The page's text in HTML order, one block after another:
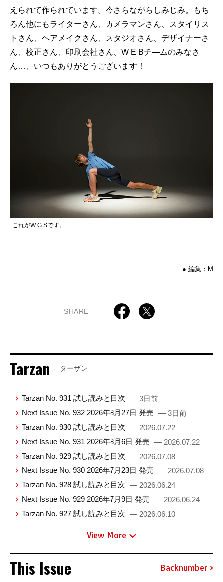
えられて作られています。今さらながらしみじみ。もち
ろん他にもライターさん、カメラマンさん、スタイリス
トさん、ヘアメイクさん、スタジオさん、デザイナーさ
ん、校正さん、印刷会社さん、W E Bチ―ムのみなさ
ん…、いつもありがとうございます！
これがW G Sです。
● 編集：M
SHARE
Tarzan ターザン
Tarzan No. 931 試し読みと目次 — 3日前
Next Issue No. 932 2026年8月27日 発売 — 3日前
Tarzan No. 930 試し読みと目次 — 2026.07.22
Next Issue No. 931 2026年8月6日 発売 — 2026.07.22
Tarzan No. 929 試し読みと目次 — 2026.07.08
Next Issue No. 930 2026年7月23日 発売 — 2026.07.08
Tarzan No. 928 試し読みと目次 — 2026.06.24
Next Issue No. 929 2026年7月9日 発売 — 2026.06.24
Tarzan No. 927 試し読みと目次 — 2026.06.10
View More
This Issue Backnumber